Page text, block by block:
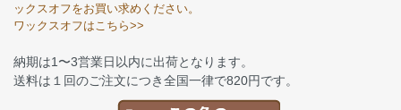
ックスオフをお買い求めください。
ワックスオフはこちら>>
納期は1〜3営業日以内に出荷となります。
送料は１回のご注文につき全国一律で820円です。